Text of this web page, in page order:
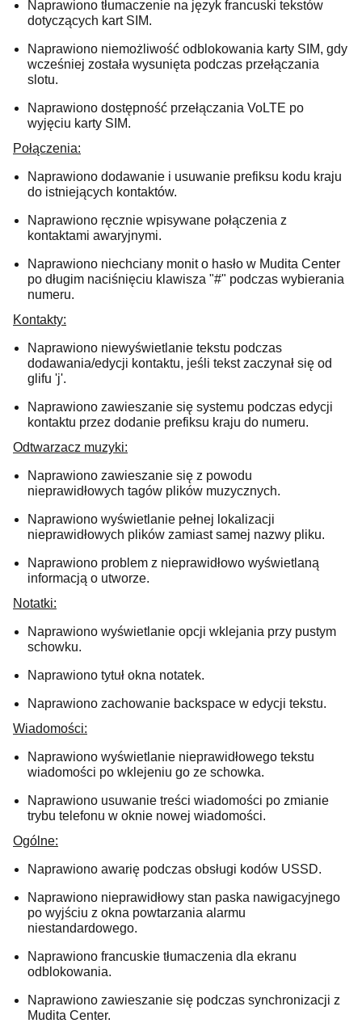
Naprawiono tłumaczenie na język francuski tekstów
dotyczących kart SIM.
Naprawiono niemożliwość odblokowania karty SIM, gdy
wcześniej została wysunięta podczas przełączania
slotu.
Naprawiono dostępność przełączania VoLTE po
wyjęciu karty SIM.
Połączenia:
Naprawiono dodawanie i usuwanie prefiksu kodu kraju
do istniejących kontaktów.
Naprawiono ręcznie wpisywane połączenia z
kontaktami awaryjnymi.
Naprawiono niechciany monit o hasło w Mudita Center
po długim naciśnięciu klawisza "#" podczas wybierania
numeru.
Kontakty:
Naprawiono niewyświetlanie tekstu podczas
dodawania/edycji kontaktu, jeśli tekst zaczynał się od
glifu 'j'.
Naprawiono zawieszanie się systemu podczas edycji
kontaktu przez dodanie prefiksu kraju do numeru.
Odtwarzacz muzyki:
Naprawiono zawieszanie się z powodu
nieprawidłowych tagów plików muzycznych.
Naprawiono wyświetlanie pełnej lokalizacji
nieprawidłowych plików zamiast samej nazwy pliku.
Naprawiono problem z nieprawidłowo wyświetlaną
informacją o utworze.
Notatki:
Naprawiono wyświetlanie opcji wklejania przy pustym
schowku.
Naprawiono tytuł okna notatek.
Naprawiono zachowanie backspace w edycji tekstu.
Wiadomości:
Naprawiono wyświetlanie nieprawidłowego tekstu
wiadomości po wklejeniu go ze schowka.
Naprawiono usuwanie treści wiadomości po zmianie
trybu telefonu w oknie nowej wiadomości.
Ogólne:
Naprawiono awarię podczas obsługi kodów USSD.
Naprawiono nieprawidłowy stan paska nawigacyjnego
po wyjściu z okna powtarzania alarmu
niestandardowego.
Naprawiono francuskie tłumaczenia dla ekranu
odblokowania.
Naprawiono zawieszanie się podczas synchronizacji z
Mudita Center.